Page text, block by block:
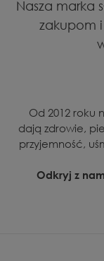
Nasza marka
zakupom
Od 2012 roku
dają zdrowie,
przyjemność,
Odkryj z